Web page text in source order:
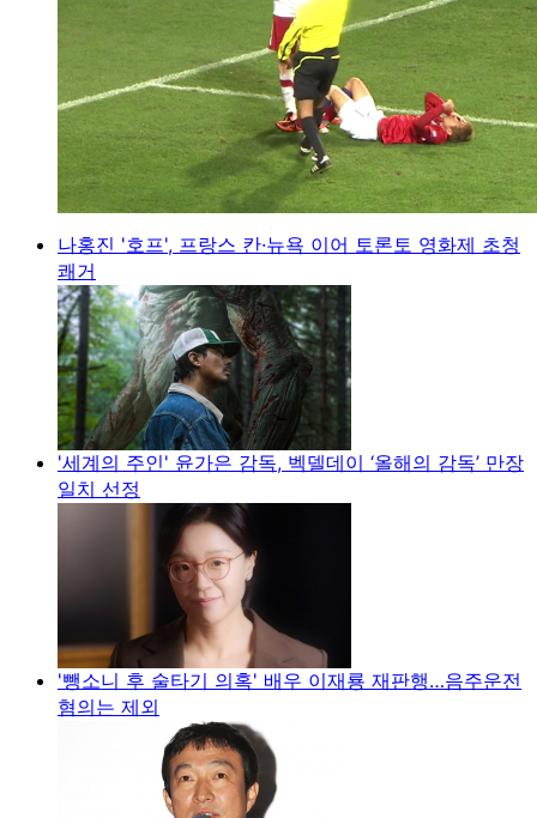
나홍진 '호프', 프랑스 칸·뉴욕 이어 토론토 영화제 초청
쾌거
'세계의 주인' 윤가은 감독, 벡델데이 ‘올해의 감독’ 만장
일치 선정
'뺑소니 후 술타기 의혹' 배우 이재룡 재판행…음주운전
혐의는 제외